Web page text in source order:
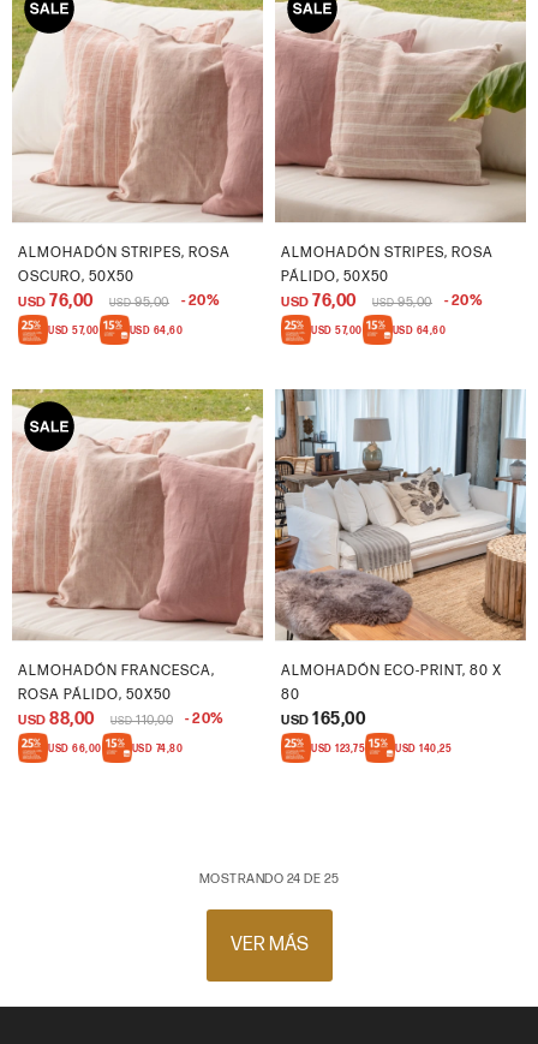
ALMOHADÓN STRIPES, ROSA
OSCURO, 50X50
USD 76,00 USD 95,00 20
USD 57,00 USD 64,60
ALMOHADÓN STRIPES, ROSA
PÁLIDO, 50X50
USD 76,00 USD 95,00 20
USD 57,00 USD 64,60
ALMOHADÓN FRANCESCA,
ROSA PÁLIDO, 50X50
USD 88,00 USD 110,00 20
USD 66,00 USD 74,80
ALMOHADÓN ECO-PRINT, 80 X
80
USD 165,00
USD 123,75 USD 140,25
MOSTRANDO 24 DE 25
VER MÁS